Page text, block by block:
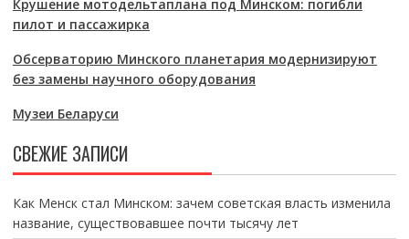
Крушение мотодельтаплана под Минском: погибли
пилот и пассажирка
Обсерваторию Минского планетария модернизируют
без замены научного оборудования
Музеи Беларуси
СВЕЖИЕ ЗАПИСИ
Как Менск стал Минском: зачем советская власть изменила
название, существовавшее почти тысячу лет